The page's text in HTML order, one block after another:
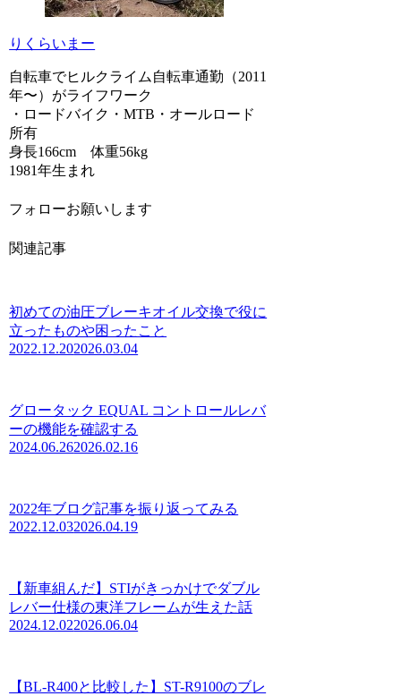
りくらいまー
自転車でヒルクライム自転車通勤（2011
年〜）がライフワーク
・ロードバイク・MTB・オールロード
所有
身長166cm 体重56kg
1981年生まれ
フォローお願いします
関連記事
初めての油圧ブレーキオイル交換で役に
立ったものや困ったこと
2022.12.202026.03.04
グロータック EQUAL コントロールレバ
ーの機能を確認する
2024.06.262026.02.16
2022年ブログ記事を振り返ってみる
2022.12.032026.04.19
【新車組んだ】STIがきっかけでダブル
レバー仕様の東洋フレームが生えた話
2024.12.022026.06.04
【BL-R400と比較した】ST-R9100のブレ